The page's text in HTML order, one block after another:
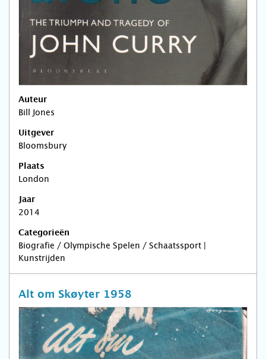
Auteur
Bill Jones
Uitgever
Bloomsbury
Plaats
London
Jaar
2014
Categorieën
Biografie / Olympische Spelen / Schaatssport |
Kunstrijden
Alt om Skøyter 1958